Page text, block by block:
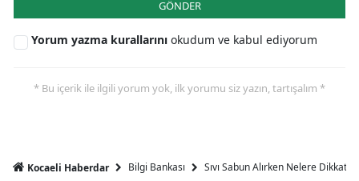
GÖNDER
Yorum yazma kurallarını okudum ve kabul ediyorum
* Bu içerik ile ilgili yorum yok, ilk yorumu siz yazın, tartışalım *
Kocaeli Haberdar Bilgi Bankası Sıvı Sabun Alırken Nelere Dikkat